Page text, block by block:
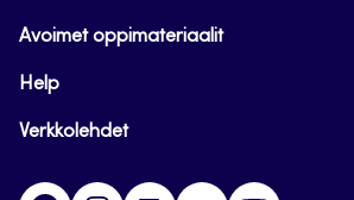
Avoimet oppimateriaalit
Help
Verkkolehdet
FacebookInstagramLinkedinTwitter